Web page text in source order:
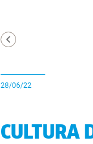
28/06/22
CULTURA